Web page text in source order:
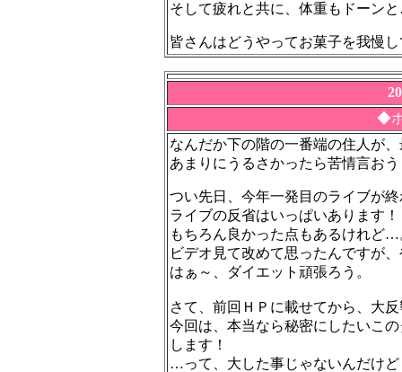
そして疲れと共に、体重もドーン
皆さんはどうやってお菓子を我慢
◆
なんだか下の階の一番端の住人が
あまりにうるさかったら苦情言お
つい先日、今年一発目のライブが
ライブの反省はいっぱいあります！
もちろん良かった点もあるけれど…
ビデオ見て改めて思ったんですが
はぁ～、ダイエット頑張ろう。
さて、前回ＨＰに載せてから、大
今回は、本当なら秘密にしたいこ
します！
…って、大した事じゃないんだけど